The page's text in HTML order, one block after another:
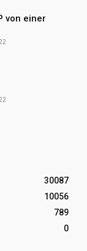
von einer
30087
10056
789
0